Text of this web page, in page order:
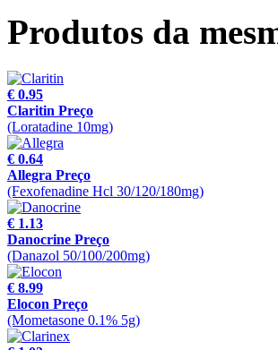
Produtos da
€ 0.95
Claritin Preço
(Loratadine 10mg)
€ 0.64
Allegra Preço
(Fexofenadine Hcl 30/120/180mg)
€ 1.13
Danocrine Preço
(Danazol 50/100/200mg)
€ 8.99
Elocon Preço
(Mometasone 0.1% 5g)